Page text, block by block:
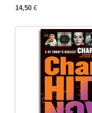
14,50 €